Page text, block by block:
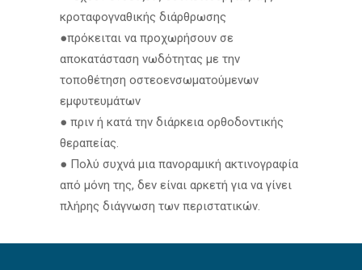
κροταφογναθικής διάρθρωσης
●πρόκειται να προχωρήσουν σε
αποκατάσταση νωδότητας με την
τοποθέτηση οστεοενσωματούμενων
εμφυτευμάτων
● πριν ή κατά την διάρκεια ορθοδοντικής
θεραπείας.
● Πολύ συχνά μια πανοραμική ακτινογραφία
από μόνη της, δεν είναι αρκετή για να γίνει
πλήρης διάγνωση των περιστατικών.